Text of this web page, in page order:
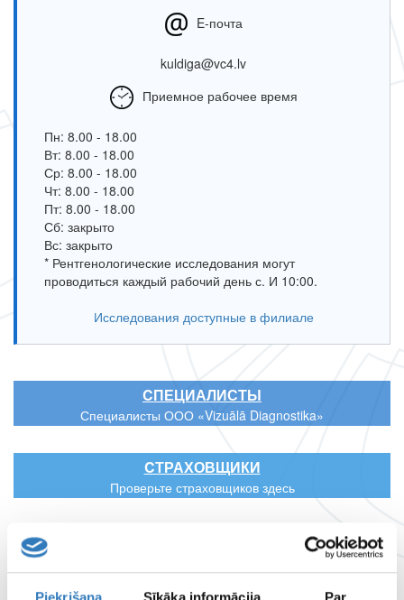
E-почта
kuldiga@vc4.lv
Приемное рабочее время
Пн: 8.00 - 18.00
Вт: 8.00 - 18.00
Ср: 8.00 - 18.00
Чт: 8.00 - 18.00
Пт: 8.00 - 18.00
Сб: закрыто
Вс: закрыто
* Рентгенологические исследования могут
проводиться каждый рабочий день с. И 10:00.
Исследования доступные в филиале
CПЕЦИАЛИСТЫ
Специалисты ООО «Vizuālā Diagnostika»
CТРАХОВЩИКИ
Проверьте страховщиков здесь
ЦЕНТР УДАЛЕННОЙ ДИАГНОСТИКИ
РАБОЧЕЕ ВРЕМЯ ФИЛИАЛОВ